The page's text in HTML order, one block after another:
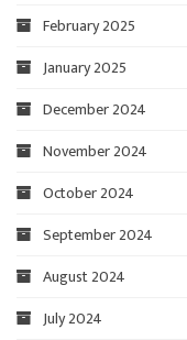
February 2025
January 2025
December 2024
November 2024
October 2024
September 2024
August 2024
July 2024